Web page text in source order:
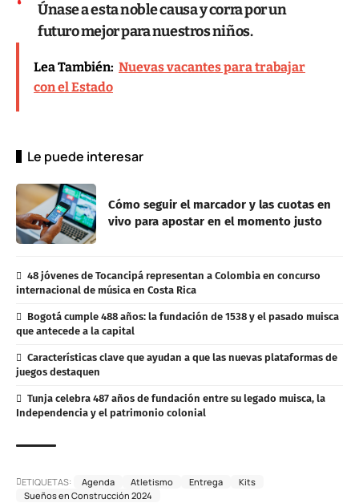
Únase a esta noble causa y corra por un
futuro mejor para nuestros niños.
Lea También: Nuevas vacantes para trabajar
con el Estado
Le puede interesar
Cómo seguir el marcador y las cuotas en
vivo para apostar en el momento justo
48 jóvenes de Tocancipá representan a Colombia en concurso
internacional de música en Costa Rica
Bogotá cumple 488 años: la fundación de 1538 y el pasado muisca
que antecede a la capital
Características clave que ayudan a que las nuevas plataformas de
juegos destaquen
Tunja celebra 487 años de fundación entre su legado muisca, la
Independencia y el patrimonio colonial
ETIQUETAS: Agenda Atletismo Entrega
Kits
Sueños en Construcción 2024